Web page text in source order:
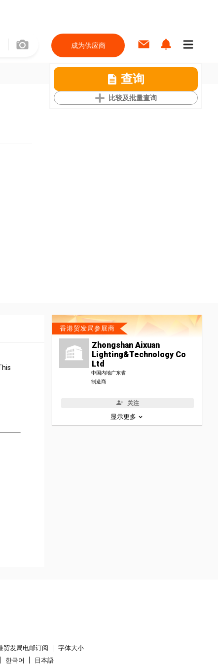
成为供应商
查询
比较及批量查询
香港贸发局参展商
Zhongshan Aixuan
Lighting&Technology Co
Ltd
中国内地广东省
制造商
关注
显示更多
贸发局电邮订阅
字体大小
한국어 日本語